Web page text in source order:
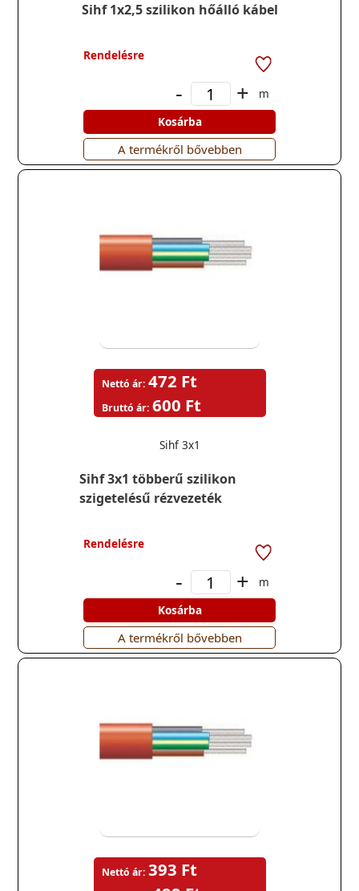
Sihf 1x2,5 szilikon hőálló kábel
Rendelésre
- +
m
Kosárba
A termékről bővebben
Sihf 3x1 többerű szilikon
szigetelésű rézvezeték
Sihf 3x1
Nettó ár: 472 Ft
Bruttó ár: 600 Ft
Rendelésre
- +
m
Kosárba
A termékről bővebben
Nettó ár: 393 Ft